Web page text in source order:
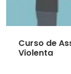
Curso de
Violenta